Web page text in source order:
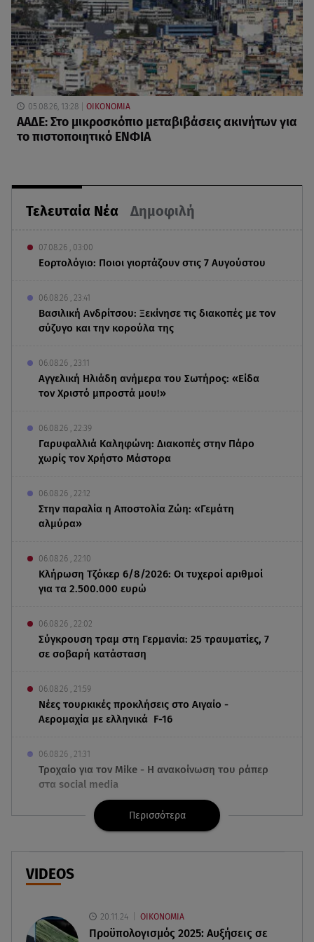
Τελευταία Νέα Δημοφιλή
07.08.26 , 03:00
Εορτολόγιο: Ποιοι γιορτάζουν στις 7 Αυγούστου
06.08.26 , 23:41
Βασιλική Ανδρίτσου: Ξεκίνησε τις διακοπές με τον
σύζυγο και την κορούλα της
06.08.26 , 23:11
Αγγελική Ηλιάδη ανήμερα του Σωτήρος: «Είδα
τον Χριστό μπροστά μου!»
06.08.26 , 22:39
Γαρυφαλλιά Καληφώνη: Διακοπές στην Πάρο
χωρίς τον Χρήστο Μάστορα
06.08.26 , 22:12
Στην παραλία η Αποστολία Ζώη: «Γεμάτη
αλμύρα»
06.08.26 , 22:10
Κλήρωση Τζόκερ 6/8/2026: Οι τυχεροί αριθμοί
για τα 2.500.000 ευρώ
06.08.26 , 22:02
Σύγκρουση τραμ στη Γερμανία: 25 τραυματίες, 7
σε σοβαρή κατάσταση
06.08.26 , 21:59
Νέες τουρκικές προκλήσεις στο Αιγαίο -
Αερομαχία με ελληνικά F-16
06.08.26 , 21:31
Τροχαίο για τον Mike - Η ανακοίνωση του ράπερ
στα social media
06.08.26 , 21:22
Ισραήλ - Κύπρος - Κρήτη: Το μεγαλύτερο
υποθαλάσσιο καλώδιο στον κόσμο
06.08.26 , 21:07
εξοπλισμού στον Άγιο Βασίλειο
Περισσότερα
VIDEOS
20.11.24 ΟΙΚΟΝΟΜΙΑ
Προϋπολογισμός 2025: Αυξήσεις σε
05.08.26, 13:28 ΟΙΚΟΝΟΜΙΑ
ΑΑΔΕ: Στο μικροσκόπιο μεταβιβάσεις ακινήτων για
το πιστοποιητικό ΕΝΦΙΑ